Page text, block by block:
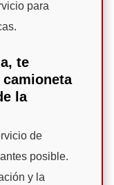
para
te
la
de
posible.
y la